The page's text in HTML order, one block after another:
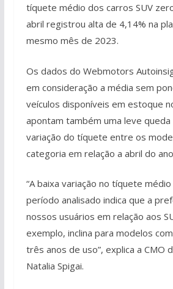
tíquete médio dos carros SUV
abril registrou alta de 4,14% na
mesmo mês de 2023.
Os dados do Webmotors
em consideração a média sem
veículos disponíveis em estoque
apontam também uma leve queda
variação do tíquete entre os
categoria em relação a abril do
“A baixa variação no tíquete
período analisado indica que a
nossos usuários em relação aos
exemplo, inclina para modelos
três anos de uso”, explica a CMO
Natalia Spigai.